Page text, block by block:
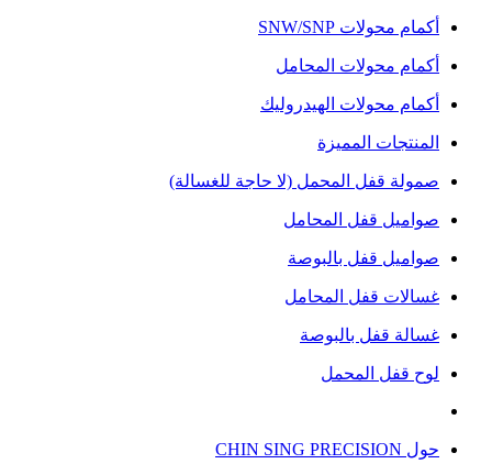
أكمام محولات SNW/SNP
أكمام محولات المحامل
أكمام محولات الهيدروليك
المنتجات المميزة
صمولة قفل المحمل (لا حاجة للغسالة)
صواميل قفل المحامل
صواميل قفل بالبوصة
غسالات قفل المحامل
غسالة قفل بالبوصة
لوح قفل المحمل
حول CHIN SING PRECISION